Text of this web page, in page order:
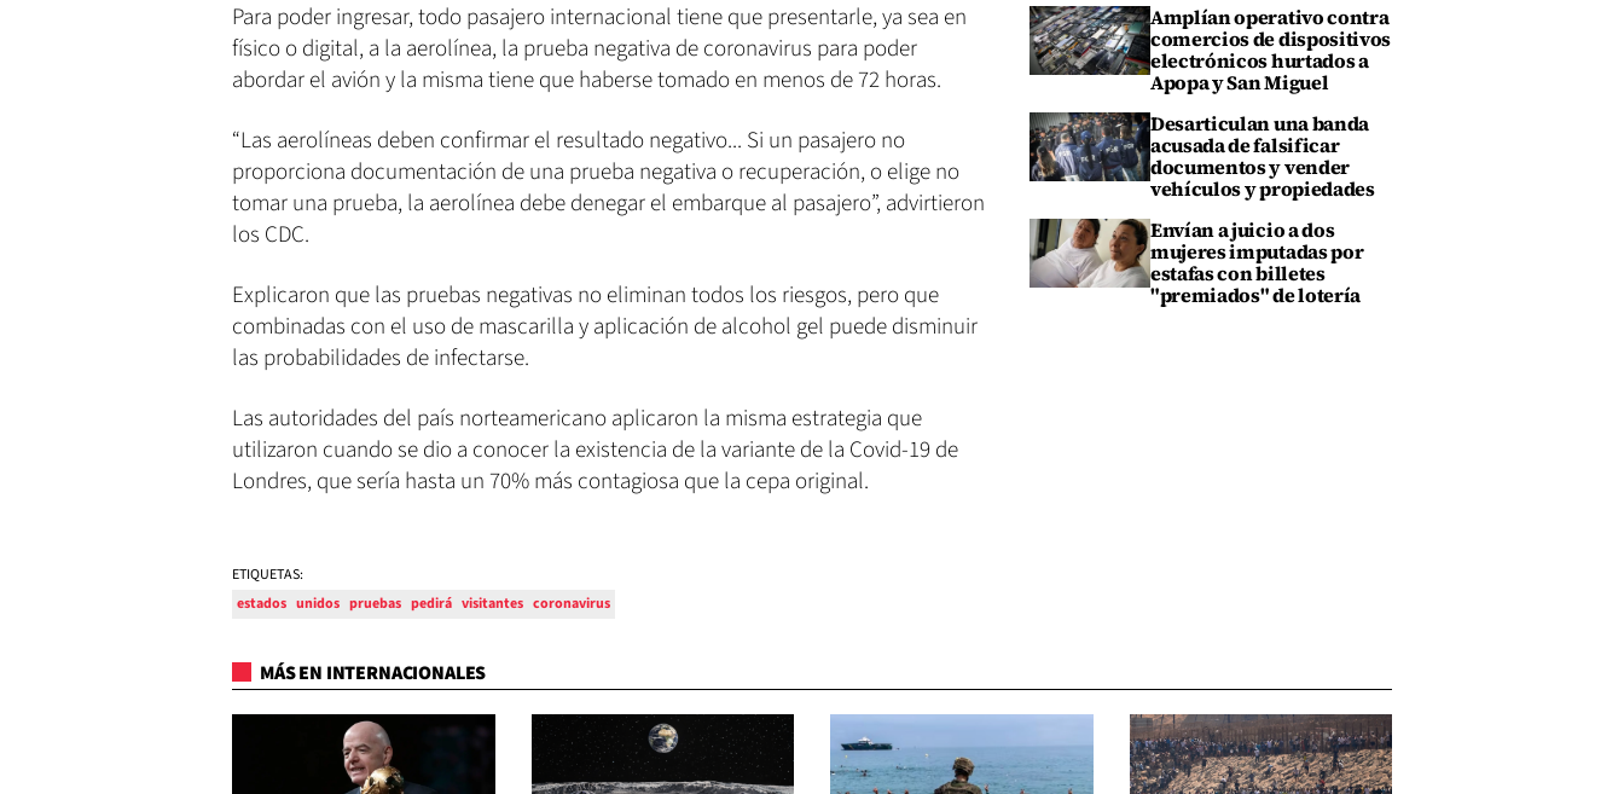
Para poder ingresar, todo pasajero internacional tiene que presentarle, ya sea en
físico o digital, a la aerolínea, la prueba negativa de coronavirus para poder
abordar el avión y la misma tiene que haberse tomado en menos de 72 horas.
“Las aerolíneas deben confirmar el resultado negativo... Si un pasajero no
proporciona documentación de una prueba negativa o recuperación, o elige no
tomar una prueba, la aerolínea debe denegar el embarque al pasajero”, advirtieron
los CDC.
Explicaron que las pruebas negativas no eliminan todos los riesgos, pero que
combinadas con el uso de mascarilla y aplicación de alcohol gel puede disminuir
las probabilidades de infectarse.
Las autoridades del país norteamericano aplicaron la misma estrategia que
utilizaron cuando se dio a conocer la existencia de la variante de la Covid-19 de
Londres, que sería hasta un 70% más contagiosa que la cepa original.
ETIQUETAS:
estados unidos pruebas pedirá visitantes coronavirus
Amplían operativo contra
comercios de dispositivos
electrónicos hurtados a
Apopa y San Miguel
Desarticulan una banda
acusada de falsificar
documentos y vender
vehículos y propiedades
Envían a juicio a dos
mujeres imputadas por
estafas con billetes
"premiados" de lotería
MÁS EN INTERNACIONALES